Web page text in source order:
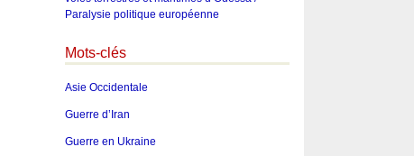
Paralysie politique européenne
Mots-clés
Asie Occidentale
Guerre d’Iran
Guerre en Ukraine